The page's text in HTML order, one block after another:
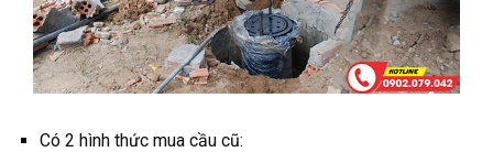
Có 2 hình thức mua cầu cũ: